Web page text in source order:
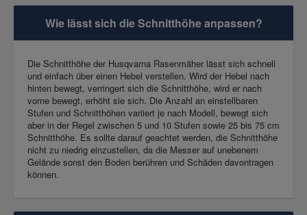
Wie lässt sich die Schnitthöhe anpassen?
Die Schnitthöhe der Husqvarna Rasenmäher lässt sich schnell
und einfach über einen Hebel verstellen. Wird der Hebel nach
hinten bewegt, verringert sich die Schnitthöhe, wird er nach
vorne bewegt, erhöht sie sich. Die Anzahl an einstellbaren
Stufen und Schnitthöhen variiert je nach Modell, bewegt sich
aber in der Regel zwischen 5 und 10 Stufen sowie 25 bis 75 cm
Schnitthöhe. Es sollte darauf geachtet werden, die Schnitthöhe
nicht zu niedrig einzustellen, da die Messer auf unebenem
Gelände sonst den Boden berühren und Schäden davontragen
können.